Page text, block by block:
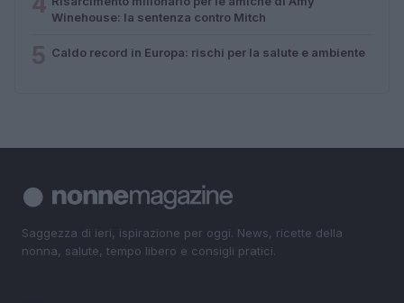
Winehouse: la sentenza contro Mitch
Caldo record in Europa: rischi per la salute e ambiente
Saggezza di ieri, ispirazione per oggi. News, ricette della
nonna, salute, tempo libero e consigli pratici.